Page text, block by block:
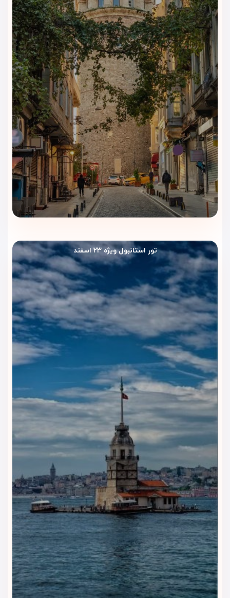
(Suite with Two Bedrooms and Kitchenette)
این سوئیت دارای دو اتاق خواب با تخت‌های کینگ و آشپزخانه
کوچک است و برای اقامت‌های طولانی یا خانوادگی بسیار مناسب
است.
اتاق خانوادگی دلوکس کانکت
(Deluxe Family Adjoining Room)
اتاقی بسیار بزرگ با سه تخت کینگ یا شش تخت توئین و مبل
تخت‌خواب‌شو که برای خانواده‌های پرجمعیت طراحی شده است.
جونیور سوئیت خانوادگی با حمام
سنتی
(Family Junior Suite with Hammam)
خانوادگی لوکس در استانبول فراهم می‌کند.
اتاق سوپریور خانوادگی کانکت
این اتاق شامل دو تخت کینگ یا چهار تخت توئین است و برای
خانواده‌هایی با تعداد نفرات متوسط گزینه‌ای کاربردی محسوب
می‌شود.
سوئیت با آشپزخانه کوچک
(Suite with Kitchenette)
سوئیتی با تخت کینگ و فضای آشپزخانه کوچک که برای اقامت‌های
طولانی‌تر یا سفرهای کاری مناسب است.
سوئیت پنت‌هاوس سلطان با
اتاق‌های متصل
(Sultan Penthouse Suite – Adjoining Deluxe Rooms)
بزرگ‌ترین و لوکس‌ترین واحد هتل با سه اتاق خواب، تخت‌های
کینگ، فضای نشیمن وسیع و مبل تخت‌خواب‌شو؛ انتخابی ویژه برای
اقامت‌های VIP و خانوادگی خاص.
تنوع بالای اتاق‌ها و سوئیت‌های هتل بارسلو استانبول، از
واحدهای دونفره تا سوئیت‌های خانوادگی و پنت‌هاوس‌های لوکس،
این هتل را به یکی ازکامل‌ترین گزینه‌های اقامت پنج‌ستاره در
نزدیکی میدان تکسیمتبدیل کرده است.
تور استانبول ویژه ۲۳ اسفند